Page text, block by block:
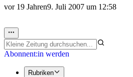
vor 19 Jahren9. Juli 2007 um 12:58
Abonnent:in werden
Rubriken